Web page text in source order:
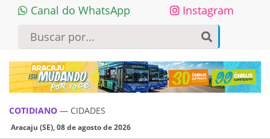
Canal do WhatsApp Instagram
COTIDIANO — CIDADES
Aracaju (SE), 08 de agosto de 2026